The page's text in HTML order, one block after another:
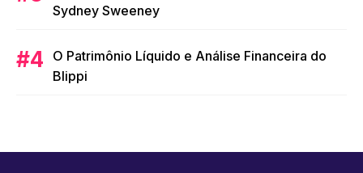
Sydney Sweeney
O Patrimônio Líquido e Análise Financeira do
Blippi